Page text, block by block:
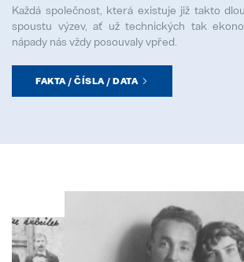
Pollmann
21. August 2025
Matthias
Každá společnost, která existuje již takto
spoustu výzev, ať už technických tak
nápady nás vždy posouvaly vpřed.
FAKTA / ČÍSLA / DATA